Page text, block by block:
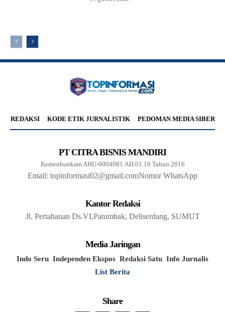
REDAKSI KODE ETIK JURNALISTIK PEDOMAN MEDIA SIBER
PT CITRA BISNIS MANDIRI
Kemenhunkam AHU-0004081.AH.01.10 Tahun 2016
Email: topinformasi02@gmail.comNomor WhatsApp
Kantor Redaksi
Jl. Pertahanan Ds.VI,Patumbak, Deliserdang, SUMUT
Media Jaringan
Indo Seru Independen Ekspos Redaksi Satu Info Jurnalis
List Berita
Share